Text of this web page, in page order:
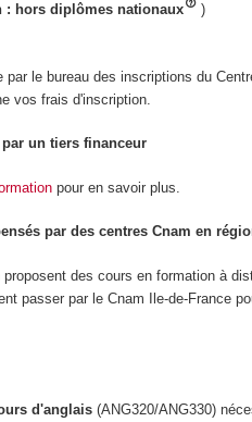
: hors diplômes nationaux
)
le bureau des inscriptions du
vos frais d'inscription.
un tiers financeur
pour en savoir plus.
par des centres Cnam en
des cours en formation à
passer par le Cnam Ile-de-France
d'anglais (ANG320/ANG330)